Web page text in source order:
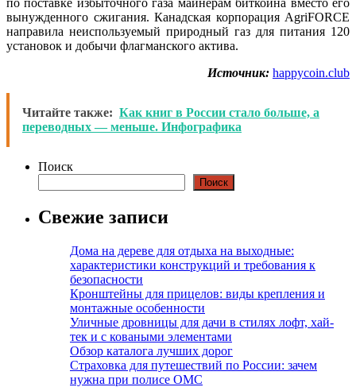
вынужденного сжигания. Канадская корпорация AgriFORCE
направила неиспользуемый природный газ для питания 120
установок и добычи флагманского актива.
Источник: happycoin.club
Читайте также: Как книг в России стало больше, а
переводных — меньше. Инфографика
Поиск
Поиск
Свежие записи
Дома на дереве для отдыха на выходные:
характеристики конструкций и требования к
безопасности
Кронштейны для прицелов: виды крепления и
монтажные особенности
Уличные дровницы для дачи в стилях лофт, хай-
тек и с коваными элементами
Обзор каталога лучших дорог
Страховка для путешествий по России: зачем
нужна при полисе ОМС